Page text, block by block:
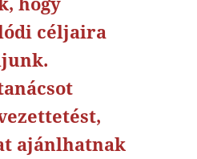
céljaira
ajánlhatnak